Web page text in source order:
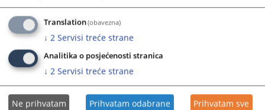
Translation(obavezna)
↓ 2 Servisi treće strane
Analitika o posjećenosti stranica
↓ 2 Servisi treće strane
Ne prihvatam Prihvatam odabrane Prihvatam sve